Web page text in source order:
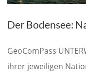
Der Bodensee:
GeoComPass
ihrer jeweiligen